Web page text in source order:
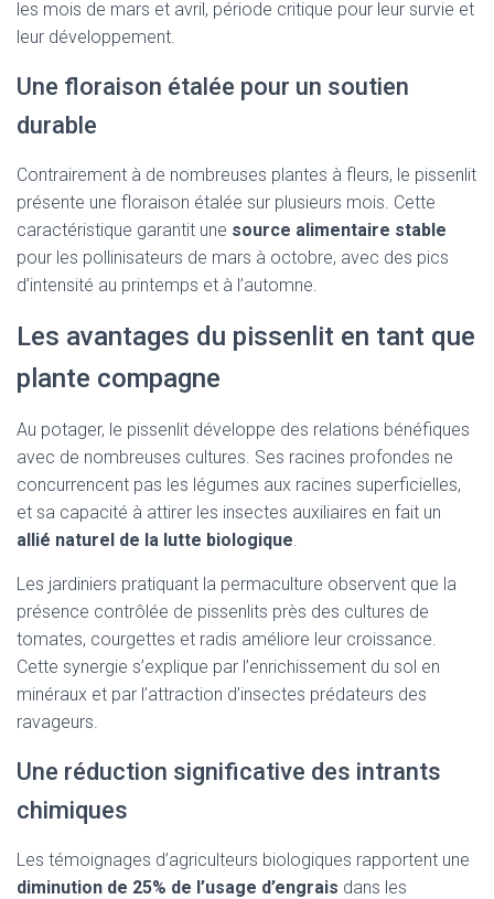
les mois de mars et avril, période critique pour leur survie et
leur développement.
Une floraison étalée pour un soutien
durable
Contrairement à de nombreuses plantes à fleurs, le pissenlit
présente une floraison étalée sur plusieurs mois. Cette
caractéristique garantit une source alimentaire stable
pour les pollinisateurs de mars à octobre, avec des pics
d’intensité au printemps et à l’automne.
Les avantages du pissenlit en tant que
plante compagne
Au potager, le pissenlit développe des relations bénéfiques
avec de nombreuses cultures. Ses racines profondes ne
concurrencent pas les légumes aux racines superficielles,
et sa capacité à attirer les insectes auxiliaires en fait un
allié naturel de la lutte biologique.
Les jardiniers pratiquant la permaculture observent que la
présence contrôlée de pissenlits près des cultures de
tomates, courgettes et radis améliore leur croissance.
Cette synergie s’explique par l’enrichissement du sol en
minéraux et par l’attraction d’insectes prédateurs des
ravageurs.
Une réduction significative des intrants
chimiques
Les témoignages d’agriculteurs biologiques rapportent une
diminution de 25% de l’usage d’engrais dans les